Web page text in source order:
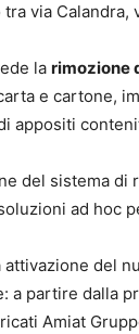
via Calandra,
la rimozione
e cartone,
appositi
del sistema di
ad hoc
attivazione del
a partire dalla
Amiat